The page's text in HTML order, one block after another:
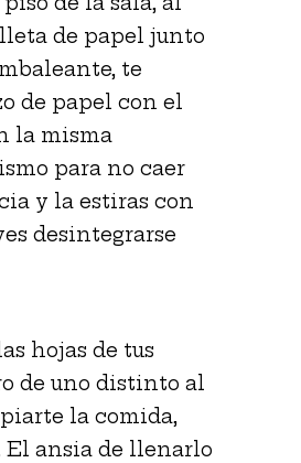
de papel junto
te
de papel con el
la misma
para no caer
y la estiras con
desintegrarse
hojas de tus
de uno distinto al
la comida,
El ansia de llenarlo